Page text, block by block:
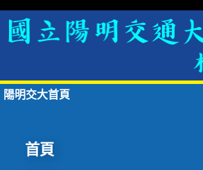
陽明交大首頁
首頁